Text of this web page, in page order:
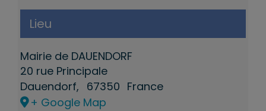
Lieu
Mairie de DAUENDORF
20 rue Principale
Dauendorf, 67350 France
+ Google Map